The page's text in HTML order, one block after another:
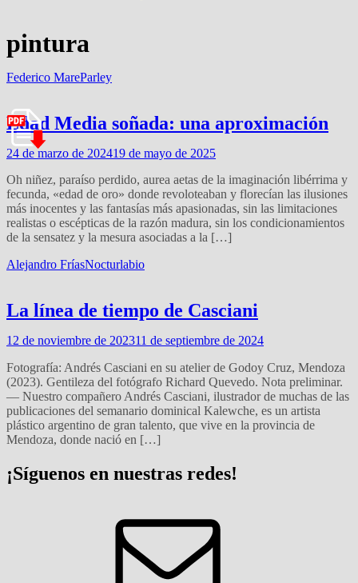
pintura
Federico MareParley
Edad Media soñada: una aproximación
24 de marzo de 202419 de mayo de 2025
Oh niñez, paraíso perdido, aurea aetas de la imaginación libérrima y
fecunda, «edad de oro» donde revoloteaban y florecían las ilusiones
más inocentes y las fantasías más apasionadas, sin las limitaciones
realistas o escépticas de la razón madura, sin los condicionamientos
de la sensatez y la mesura asociadas a la […]
Alejandro FríasNocturlabio
La línea de tiempo de Casciani
12 de noviembre de 202311 de septiembre de 2024
Fotografía: Andrés Casciani en su atelier de Godoy Cruz, Mendoza
(2023). Gentileza del fotógrafo Richard Quevedo. Nota preliminar.
— Nuestro compañero Andrés Casciani, ilustrador de muchas de las
publicaciones del semanario dominical Kalewche, es un artista
plástico argentino de gran talento, que vive en la provincia de
Mendoza, donde nació en […]
¡Síguenos en nuestras redes!